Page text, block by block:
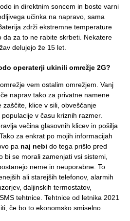
in direktnim soncem in boste varni
učinka na napravo, sama
zdrži ekstremne temperature
da za to ne rabite skrbeti. Nekatere
delujejo že 15 let.
operaterji ukinili omrežje 2G?
vem ostalim omrežjem. Vanj
naprav tako za privatne namene
zaščite, klice v sili, obveščanje
v času kriznih razmer.
večina glasovnih klicev in pošilja
za enkrat po mojih informacijah
pa naj nebi do tega prišlo pred
bi se morali zamenjati vsi sistemi,
neme in neuporabne. To
ali starejših telefonov, alarmih
daljinskih termostatov,
tehtnice. Tehtnice od letnika 2021
če bo to ekonomsko smiselno.